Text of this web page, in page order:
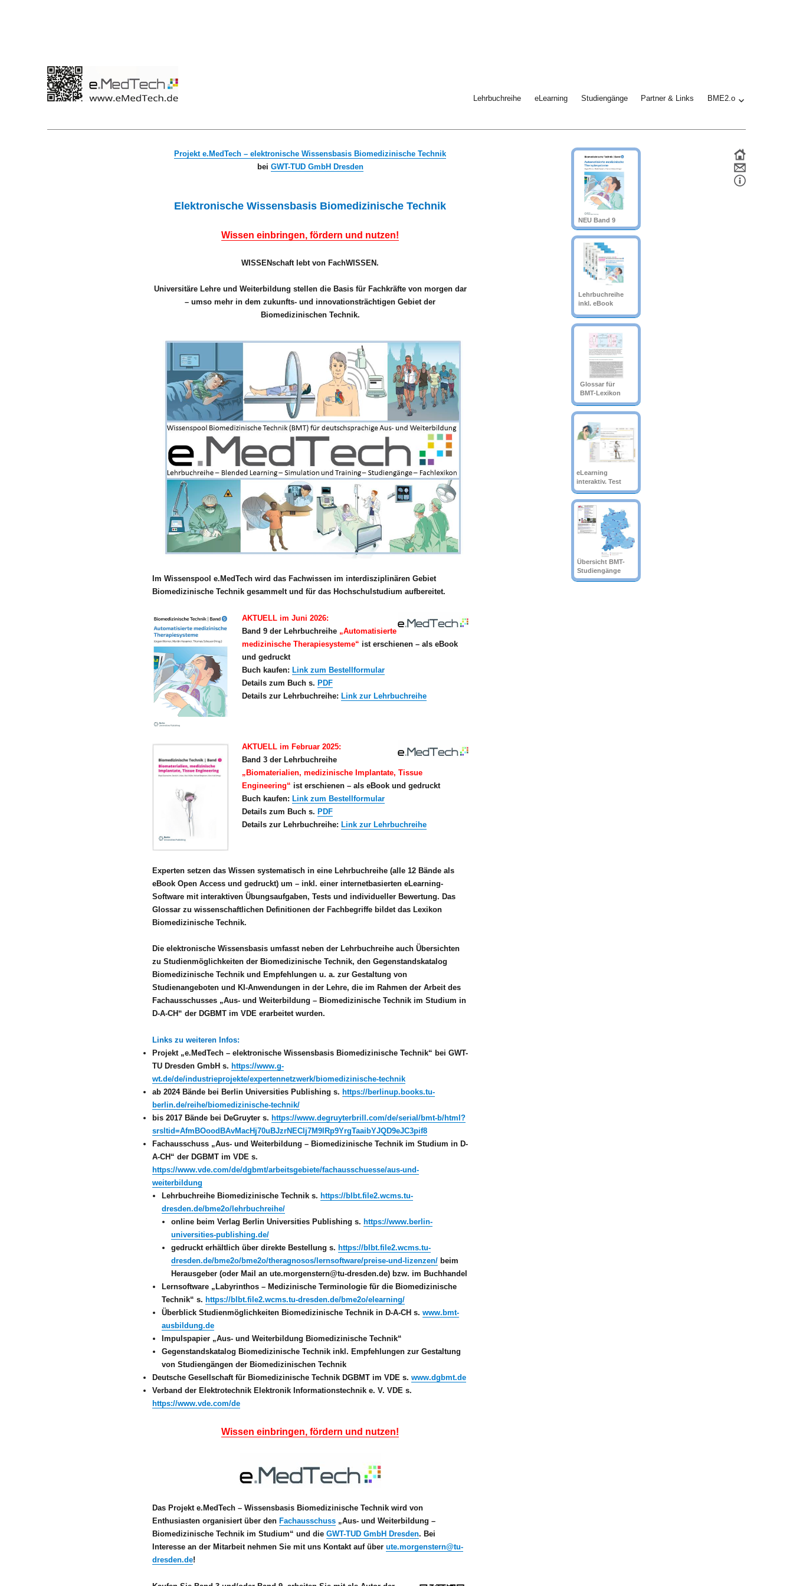
bme2o
theragnosos
Lehrbuchreihe eLearning Studiengänge Partner & Links BME2.o
NEU Band 9
Lehrbuchreihe
inkl. eBook
Glossar für
BMT-Lexikon
eLearning
interaktiv. Test
Übersicht BMT-
Studiengänge
Projekt e.MedTech – elektronische Wissensbasis Biomedizinische Technik
bei GWT-TUD GmbH Dresden
Elektronische Wissensbasis Biomedizinische Technik
Wissen einbringen, fördern und nutzen!
WISSENschaft lebt von FachWISSEN.
Universitäre Lehre und Weiterbildung stellen die Basis für Fachkräfte von morgen dar
– umso mehr in dem zukunfts- und innovationsträchtigen Gebiet der
Biomedizinischen Technik.
Im Wissenspool e.MedTech wird das Fachwissen im interdisziplinären Gebiet
Biomedizinische Technik gesammelt und für das Hochschulstudium aufbereitet.
AKTUELL im Juni 2026:
Band 9 der Lehrbuchreihe „Automatisierte
medizinische Therapiesysteme“ ist erschienen – als eBook
und gedruckt
Buch kaufen:Link zum Bestellformular
Details zum Buch s.PDF
Details zur Lehrbuchreihe:Link zur Lehrbuchreihe
AKTUELL im Februar 2025:
Band 3 der Lehrbuchreihe
„Biomaterialien, medizinische Implantate, Tissue
Engineering“ ist erschienen – als eBook und gedruckt
Buch kaufen: Link zum Bestellformular
Details zum Buch s. PDF
Details zur Lehrbuchreihe: Link zur Lehrbuchreihe
Experten setzen das Wissen systematisch in eine Lehrbuchreihe (alle 12 Bände als
eBook Open Access und gedruckt) um – inkl. einer internetbasierten eLearning-
Software mit interaktiven Übungsaufgaben, Tests und individueller Bewertung. Das
Glossar zu wissenschaftlichen Definitionen der Fachbegriffe bildet das Lexikon
Biomedizinische Technik.
Die elektronische Wissensbasis umfasst neben der Lehrbuchreihe auch Übersichten
zu Studienmöglichkeiten der Biomedizinische Technik, den Gegenstandskatalog
Biomedizinische Technik und Empfehlungen u. a. zur Gestaltung von
Studienangeboten und KI-Anwendungen in der Lehre, die im Rahmen der Arbeit des
Fachausschusses „Aus- und Weiterbildung – Biomedizinische Technik im Studium in
D-A-CH“ der DGBMT im VDE erarbeitet wurden.
Links zu weiteren Infos:
Projekt „e.MedTech – elektronische Wissensbasis Biomedizinische Technik“ bei GWT-
TU Dresden GmbH s. https://www.g-
wt.de/de/industrieprojekte/expertennetzwerk/biomedizinische-technik
ab 2024 Bände bei Berlin Universities Publishing s. https://berlinup.books.tu-
berlin.de/reihe/biomedizinische-technik/
bis 2017 Bände bei DeGruyter s. https://www.degruyterbrill.com/de/serial/bmt-b/html?
srsltid=AfmBOoodBAvMacHj70uBJzrNEClj7M9lRp9YrgTaaibYJQD9eJC3pif8
Fachausschuss „Aus- und Weiterbildung – Biomedizinische Technik im Studium in D-
A-CH“ der DGBMT im VDE s.
https://www.vde.com/de/dgbmt/arbeitsgebiete/fachausschuesse/aus-und-
weiterbildung
Lehrbuchreihe Biomedizinische Technik s. https://blbt.file2.wcms.tu-
dresden.de/bme2o/lehrbuchreihe/
online beim Verlag Berlin Universities Publishing s. https://www.berlin-
universities-publishing.de/
gedruckt erhältlich über direkte Bestellung s. https://blbt.file2.wcms.tu-
dresden.de/bme2o/bme2o/theragnosos/lernsoftware/preise-und-lizenzen/ beim
Herausgeber (oder Mail an ute.morgenstern@tu-dresden.de) bzw. im Buchhandel
Lernsoftware „Labyrinthos – Medizinische Terminologie für die Biomedizinische
Technik“ s. https://blbt.file2.wcms.tu-dresden.de/bme2o/elearning/
Überblick Studienmöglichkeiten Biomedizinische Technik in D-A-CH s. www.bmt-
ausbildung.de
Impulspapier „Aus- und Weiterbildung Biomedizinische Technik“
Gegenstandskatalog Biomedizinische Technik inkl. Empfehlungen zur Gestaltung
von Studiengängen der Biomedizinischen Technik
Deutsche Gesellschaft für Biomedizinische Technik DGBMT im VDE s. www.dgbmt.de
Verband der Elektrotechnik Elektronik Informationstechnik e. V. VDE s.
https://www.vde.com/de
Wissen einbringen, fördern und nutzen!
Das Projekt e.MedTech – Wissensbasis Biomedizinische Technik wird von
Enthusiasten organisiert über den Fachausschuss„Aus- und Weiterbildung –
Biomedizinische Technik im Studium“ und die GWT-TUD GmbH Dresden. Bei
Interesse an der Mitarbeit nehmen Sie mit uns Kontakt auf über ute.morgenstern@tu-
dresden.de!